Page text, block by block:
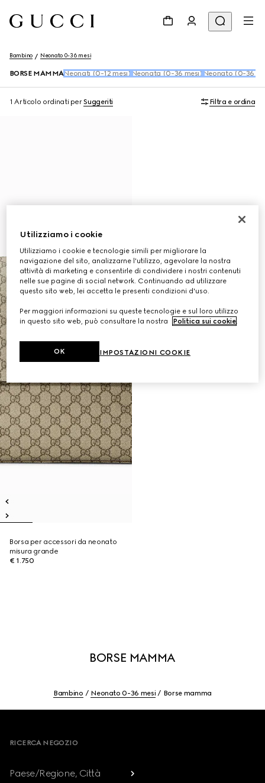
Bambino Neonato 0-36 mesi
BORSE MAMMANeonati (0-12 mesi) Neonata (0-36 mesi) Neonato (0-36
1 Articolo ordinati perSuggeriti Filtra e ordina
Borsa per accessori da neonato
misura grande
€ 1.750
BORSE MAMMA
Bambino Neonato 0-36 mesi Borse mamma
RICERCA NEGOZIO
Paese/Regione, Città
Utilizziamo i cookie
Utilizziamo i cookie e tecnologie simili per migliorare la
navigazione del sito, analizzarne l'utilizzo, agevolare la nostra
attività di marketing e consentirle di condividere i nostri contenuti
nelle sue pagine di social network. Continuando ad utilizzare
questo sito web, lei accetta le presenti condizioni d'uso.
Per maggiori informazioni su queste tecnologie e sul loro utilizzo
in questo sito web, può consultare la nostra
Politica sui cookie.
IMPOSTAZIONI COOKIE
OK